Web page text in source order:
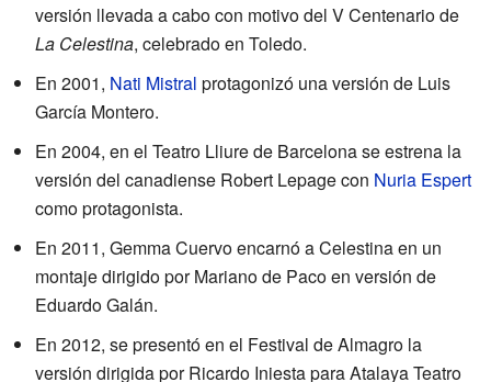
versión llevada a cabo con motivo del V Centenario de
La Celestina, celebrado en Toledo.
En 2001, Nati Mistral protagonizó una versión de Luis
García Montero.
En 2004, en el Teatro Lliure de Barcelona se estrena la
versión del canadiense Robert Lepage con Nuria Espert
como protagonista.
En 2011, Gemma Cuervo encarnó a Celestina en un
montaje dirigido por Mariano de Paco en versión de
Eduardo Galán.
En 2012, se presentó en el Festival de Almagro la
versión dirigida por Ricardo Iniesta para Atalaya Teatro